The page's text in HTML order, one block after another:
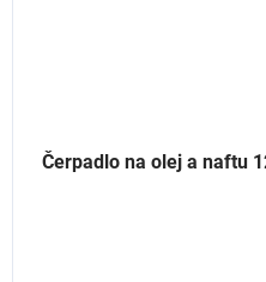
Čerpadlo na olej a naftu